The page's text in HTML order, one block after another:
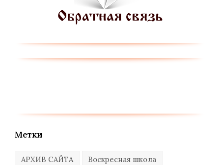
Метки
АРХИВ САЙТА Воскресная школа